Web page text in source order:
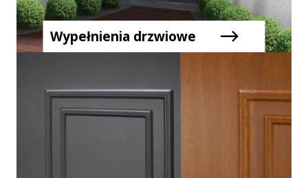
Wypełnienia drzwiowe